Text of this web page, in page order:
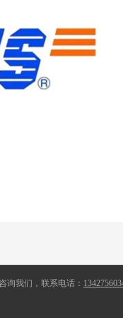
询我们，联系电话：